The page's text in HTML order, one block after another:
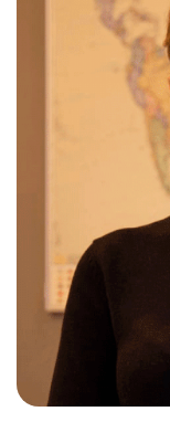
Партнерам